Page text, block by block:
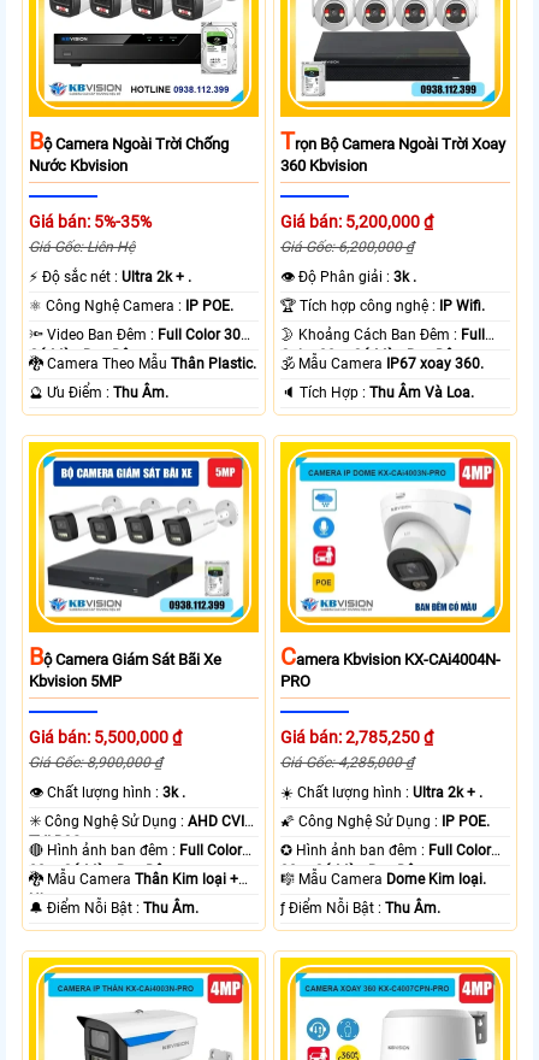
BỘ Camera Ngoài Trời Chống
Nước Kbvision
Giá bán: 5%-35%
Giá Gốc: Liên Hệ
️⚡ Độ sắc nét :Ultra 2k + .
⚛️ Công Nghệ Camera : IP POE.
🔦 Video Ban Đêm : Full Color 30m
Có Màu Ban Ðêm.
🐉️ Camera Theo MẫuThân Plastic.
️🔮 Ưu Điểm :Thu Âm.
TRọn Bộ Camera Ngoài Trời Xoay
360 Kbvision
Giá bán: 5,200,000 ₫
Giá Gốc: 6,200,000 ₫
👁 Độ Phân giải :3k .
🏆 Tích hợp công nghệ : IP Wifi.
🌛 Khoảng Cách Ban Đêm : Full
Color 30m Có Màu Ban Ðêm.
🕉️ Mẫu Camera IP67 xoay 360.
️🔈 Tích Hợp :Thu Âm Và Loa.
BỘ Camera Giám Sát Bãi Xe
Kbvision 5MP
Giá bán: 5,500,000 ₫
Giá Gốc: 8,900,000 ₫
👁 Chất lượng hình :3k .
✳️ Công Nghệ Sử Dụng :AHD CVI
TVI BCS.
🔴 Hình ảnh ban đêm : Full Color
80m Có Màu Ban Ðêm.
🐉️ Mẫu CameraThân Kim loại +
Nhựa.
️🔔 Điểm Nỗi Bật :Thu Âm.
CAmera Kbvision KX-CAi4004N-
PRO
Giá bán: 2,785,250 ₫
Giá Gốc: 4,285,000 ₫
☀️ Chất lượng hình :Ultra 2k + .
🌠 Công Nghệ Sử Dụng :
IP POE.
✪ Hình ảnh ban đêm : Full Color
30m Có Màu Ban Ðêm.
🎼️ Mẫu Camera Dome Kim loại.
️ƒ Điểm Nỗi Bật :Thu Âm.